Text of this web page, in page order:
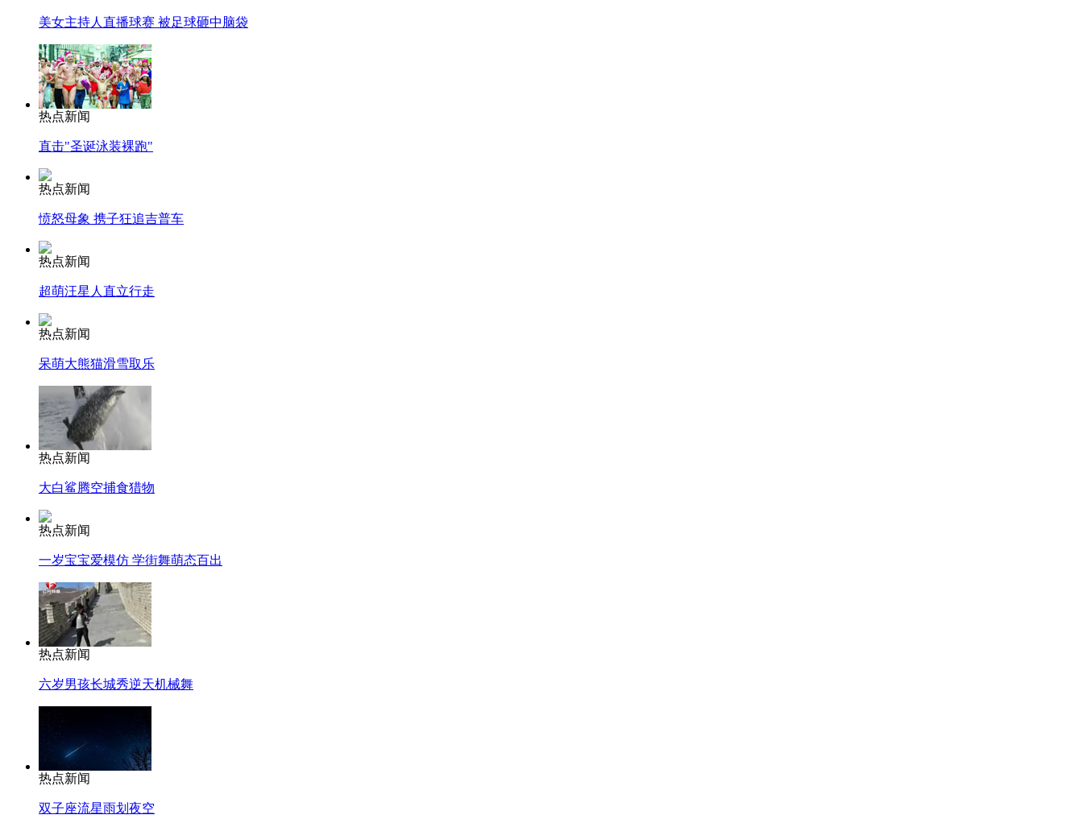
美女主持人直播球赛 被足球砸中脑袋
热点新闻
直击"圣诞泳装裸跑"
热点新闻
愤怒母象 携子狂追吉普车
热点新闻
超萌汪星人直立行走
热点新闻
呆萌大熊猫滑雪取乐
热点新闻
大白鲨腾空捕食猎物
热点新闻
一岁宝宝爱模仿 学街舞萌态百出
热点新闻
六岁男孩长城秀逆天机械舞
热点新闻
双子座流星雨划夜空